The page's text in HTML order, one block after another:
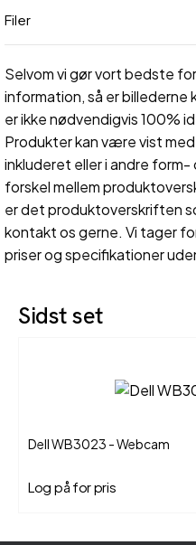
Filer
Selvom vi gør vort bedste
information, så er billederne
er ikke nødvendigvis 100%
Produkter kan være vist
inkluderet eller i andre
forskel mellem
er det produktoverskriften
kontakt os gerne. Vi tager
priser og specifikationer
Sidst set
Dell WB3023 - Webcam
Log på for pris